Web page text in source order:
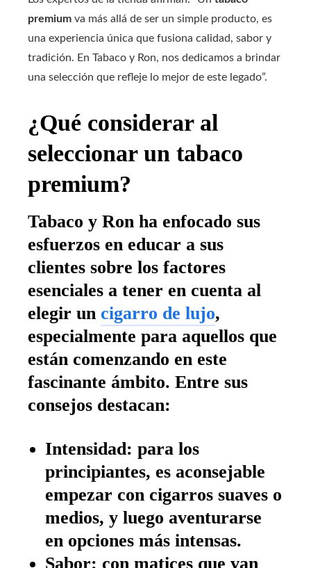
premium va más allá de ser un simple producto, es
una experiencia única que fusiona calidad, sabor y
tradición. En Tabaco y Ron, nos dedicamos a brindar
una selección que refleje lo mejor de este legado”.
¿Qué considerar al
seleccionar un tabaco
premium?
Tabaco y Ron ha enfocado sus
esfuerzos en educar a sus
clientes sobre los factores
esenciales a tener en cuenta al
elegir un cigarro de lujo,
especialmente para aquellos que
están comenzando en este
fascinante ámbito. Entre sus
consejos destacan:
Intensidad: para los
principiantes, es aconsejable
empezar con cigarros suaves o
medios, y luego aventurarse
en opciones más intensas.
Sabor: con matices que van